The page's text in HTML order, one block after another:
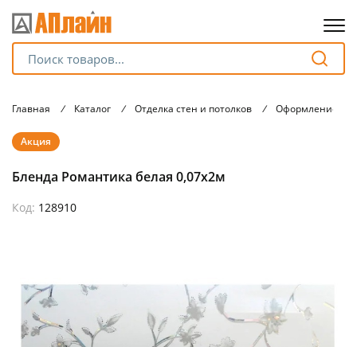
Главная / Каталог / Отделка стен и потолков / Оформление
Акция
Бленда Романтика белая 0,07х2м
Код: 128910
Разбейте
оплату
без переплат
Сегодня
25 %